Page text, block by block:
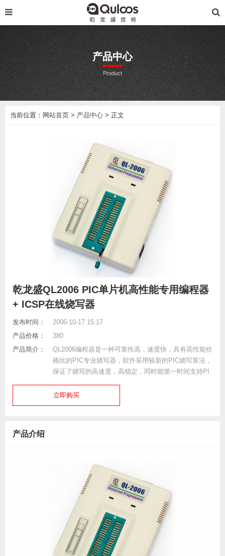
产品中心
Product
当前位置： 网站首页 > 产品中心 > 正文
乾龙盛QL2006 PIC单片机高性能专用编程器
+ ICSP在线烧写器
发布时间：
2006-10-17 15:17
产品价格：
380
产品简介：
QL2006编程器是一种可靠性高，速度快，具有高性能价
格比的PIC专业烧写器，软件采用较新的PIC烧写算法，
保证了烧写的高速度，高稳定，同时能第一时间支持PI
百种PIC芯片的烧写、读出...
立即购买
产品介绍